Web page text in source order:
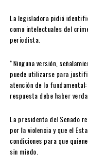
La legisladora pidió
como intelectuales del
periodista.
“Ninguna versión,
puede utilizarse para
atención de lo
respuesta debe haber
La presidenta del Senado
por la violencia y que el
condiciones para que
sin miedo.